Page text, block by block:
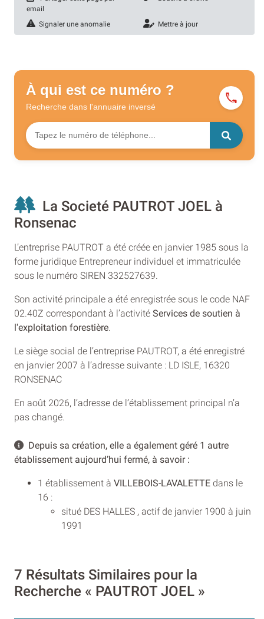
email
Signaler une anomalie Mettre à jour
À qui est ce numéro ?
Recherche dans l'annuaire inversé
La Societé PAUTROT JOEL à
Ronsenac
L’entreprise PAUTROT a été créée en janvier 1985 sous la
forme juridique Entrepreneur individuel et immatriculée
sous le numéro SIREN 332527639.
Son activité principale a été enregistrée sous le code NAF
02.40Z correspondant à l’activité Services de soutien à
l'exploitation forestière
Le siège social de l’entreprise PAUTROT, a été enregistré
en janvier 2007 à l’adresse suivante : LD ISLE, 16320
RONSENAC
En août 2026, l’adresse de l’établissement principal n’a
pas changé.
Depuis sa création, elle a également géré 1 autre
établissement aujourd’hui fermé, à savoir :
1 établissement à VILLEBOIS-LAVALETTE dans le
16 :
situé DES HALLES , actif de janvier 1900 à juin
1991
7 Résultats Similaires pour la
Recherche « PAUTROT JOEL »